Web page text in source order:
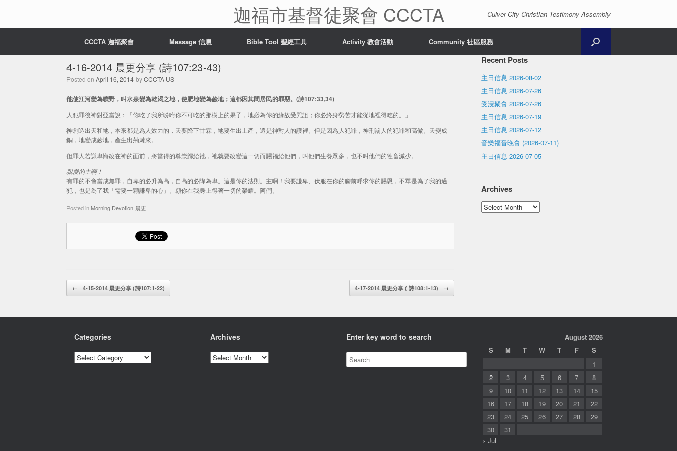
迦福市基督徒聚會 CCCTA Culver City Christian Testimony Assembly
CCCTA 迦福聚會 Message 信息 Bible Tool 聖經工具 Activity 教會活動 Community 社區服務
4-16-2014 晨更分享 (詩107:23-43)
Posted on April 16, 2014byCCCTA US
他使江河變為曠野，叫水泉變為乾渴之地，使肥地變為鹼地；這都因其間居民的罪惡。(詩107:33,34)
人犯罪後神對亞當說：「你吃了我所吩咐你不可吃的那樹上的果子，地必為你的緣故受咒詛；你必終身勞苦才能從地裡得吃的。」
神創造出天和地，本來都是為人效力的，天要降下甘霖，地要生出土產，這是神對人的護裡。但是因為人犯罪，神刑罰人的犯罪和高傲。天變成
銅，地變成鹼地，產生出荊棘來。
但罪人若謙卑悔改在神的面前，將當得的尊崇歸給祂，祂就要改變這一切而賜福給他們，叫他們生養眾多，也不叫他們的牲畜減少。
親愛的主啊！
有罪的不會當成無罪，自卑的必升為高，自高的必降為卑。這是你的法則。主啊！我要謙卑、伏服在你的腳前呼求你的賜恩，不單是為了我的過
犯，也是為了我「需要一顆謙卑的心」。願你在我身上得著一切的榮耀。阿們。
Posted in Morning Devotion 晨更
Post navigation
← 4-15-2014 晨更分享 (詩107:1-22) 4-17-2014 晨更分享 ( 詩108:1-13) →
Recent Posts
主日信息 2026-08-02
主日信息 2026-07-26
受浸聚會 2026-07-26
主日信息 2026-07-19
主日信息 2026-07-12
音樂福音晚會 (2026-07-11)
主日信息 2026-07-05
Archives
Archives
Categories
Categories
Archives
Archives
Enter key word to search
August 2026
S
M T W T F
S
1
2
3 4 5 6 7
8
9
10 11 12 13 14
15
16
17 18 19 20 21
22
23
24 25 26 27 28
29
30
31
« Jul